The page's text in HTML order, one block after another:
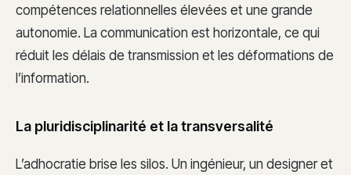
compétences relationnelles élevées et une grande
autonomie. La communication est horizontale, ce qui
réduit les délais de transmission et les déformations de
l’information.
La pluridisciplinarité et la transversalité
L’adhocratie brise les silos. Un ingénieur, un designer et